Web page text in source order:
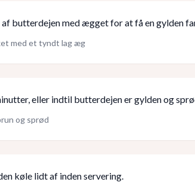
butterdejen med ægget for at få en gylden
med et tyndt lag æg
eller indtil butterdejen er gylden og
og sprød
køle lidt af inden servering.